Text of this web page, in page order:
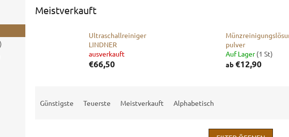
Meistverkauft
Ultraschallreiniger
LINDNER
ausverkauft
€66,50
pulver
Auf Lager(1 St)
ab€12,90
Günstigste Teuerste Meistverkauft Alphabetisch